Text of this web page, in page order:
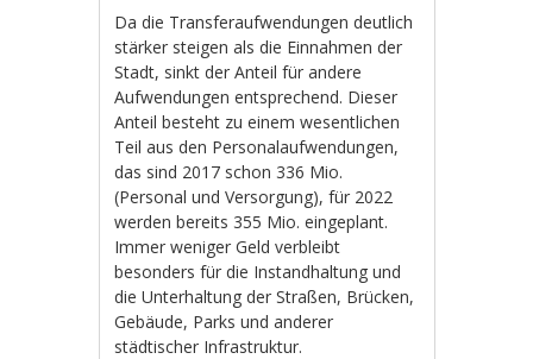
Da die Transferaufwendungen deutlich
stärker steigen als die Einnahmen der
Stadt, sinkt der Anteil für andere
Aufwendungen entsprechend. Dieser
Anteil besteht zu einem wesentlichen
Teil aus den Personalaufwendungen,
das sind 2017 schon 336 Mio.
(Personal und Versorgung), für 2022
werden bereits 355 Mio. eingeplant.
Immer weniger Geld verbleibt
besonders für die Instandhaltung und
die Unterhaltung der Straßen, Brücken,
Gebäude, Parks und anderer
städtischer Infrastruktur.